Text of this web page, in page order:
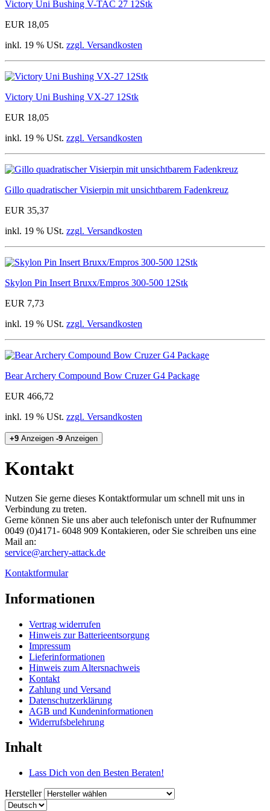
Victory Uni Bushing V-TAC 27 12Stk
EUR 18,05
inkl. 19 % USt. zzgl. Versandkosten
Victory Uni Bushing VX-27 12Stk
EUR 18,05
inkl. 19 % USt. zzgl. Versandkosten
Gillo quadratischer Visierpin mit unsichtbarem Fadenkreuz
EUR 35,37
inkl. 19 % USt. zzgl. Versandkosten
Skylon Pin Insert Bruxx/Empros 300-500 12Stk
EUR 7,73
inkl. 19 % USt. zzgl. Versandkosten
Bear Archery Compound Bow Cruzer G4 Package
EUR 466,72
inkl. 19 % USt. zzgl. Versandkosten
+9 Anzeigen -9 Anzeigen
Kontakt
Nutzen Sie gerne dieses Kontaktformular um schnell mit uns in
Verbindung zu treten.
Gerne können Sie uns aber auch telefonisch unter der Rufnummer
0049 (0)4171- 6048 909​ Kontakieren, oder Sie schreiben uns eine
Mail an:
service@archery-attack.de
Kontaktformular
Informationen
Vertrag widerrufen
Hinweis zur Batterieentsorgung
Impressum
Lieferinformationen
Hinweis zum Altersnachweis
Kontakt
Zahlung und Versand
Datenschutzerklärung
AGB und Kundeninformationen
Widerrufsbelehrung
Inhalt
Lass Dich von den Besten Beraten!
Hersteller